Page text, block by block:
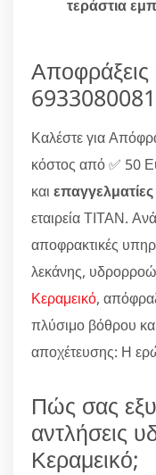
τεράστια
Αποφράξεις
6933080081
Καλέστε για
κόστος από ✅ 50
και
εταιρεία ΤΙΤΑΝ.
αποφρακτικές
λεκάνης,
Κεραμεικό,
πλύσιμο βόθρου
αποχέτευσης: Η
Πώς σας
αντλήσεις
Κεραμεικό;